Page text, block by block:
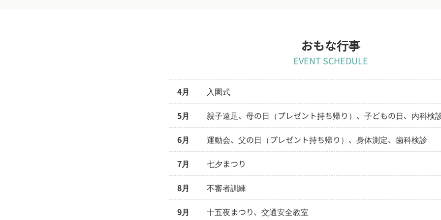
おもな行事
EVENT SCHEDULE
4月 入園式
5月 親子遠足、母の日（プレゼント持ち帰り）、子どもの日、内科検
6月 運動会、父の日（プレゼント持ち帰り）、身体測定、歯科検診
7月 七夕まつり
8月 不審者訓練
9月 十五夜まつり、交通安全教室